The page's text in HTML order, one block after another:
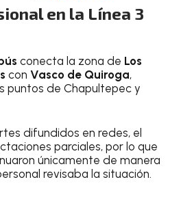
en la Línea 3
conecta la zona de Los
conVasco de Quiroga,
puntos de Chapultepec y
difundidos en redes, el
parciales, por lo que
únicamente de manera
revisaba la situación.